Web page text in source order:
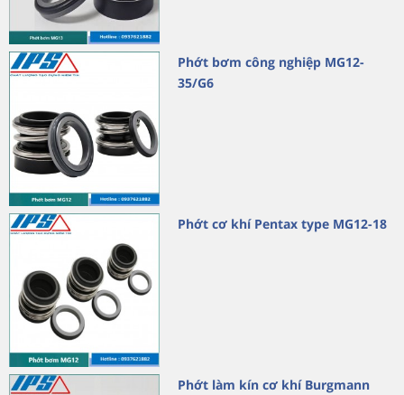
Phớt bơm công nghiệp MG12-
35/G6
Phớt cơ khí Pentax type MG12-18
Phớt làm kín cơ khí Burgmann